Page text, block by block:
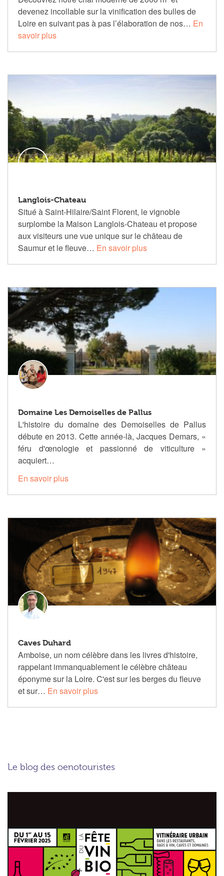
devenez incollable sur la vinification des bulles de
Loire en suivant pas à pas l’élaboration de nos… En
savoir plus
Langlois-Chateau
Situé à Saint-Hilaire/Saint Florent, le vignoble
surplombe la Maison Langlois-Chateau et propose
aux visiteurs une vue unique sur le château de
Saumur et le fleuve… En savoir plus
Domaine Les Demoiselles de Pallus
L'histoire du domaine des Demoiselles de Pallus
débute en 2013. Cette année-là, Jacques Demars, «
féru d'œnologie et passionné de viticulture »
acquiert…
En savoir plus
Caves Duhard
Amboise, un nom célèbre dans les livres d'histoire,
rappelant immanquablement le célèbre château
éponyme sur la Loire. C'est sur les berges du fleuve
et sur… En savoir plus
Le blog des oenotouristes